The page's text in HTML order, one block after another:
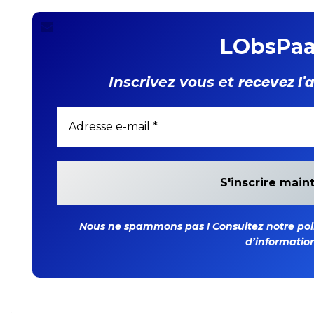
Inscrivez vous et recevez
Nous ne spammons pas ! Consultez notre